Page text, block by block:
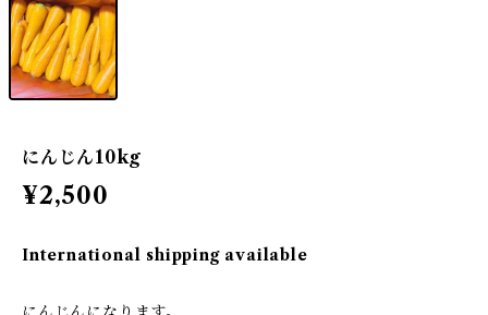
にんじん10kg
¥2,500
International shipping available